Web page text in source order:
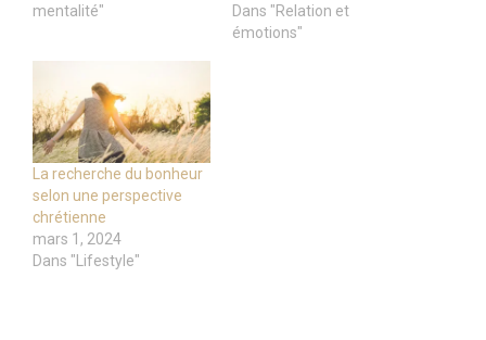
mentalité"
Dans "Relation et
émotions"
La recherche du bonheur
selon une perspective
chrétienne
mars 1, 2024
Dans "Lifestyle"